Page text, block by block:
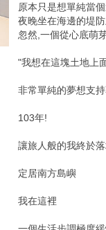
原本只是想單純當
夜晚坐在海邊的堤防
忽然,一個從心底萌
"我想在這塊土地上
非常單純的夢想支
103年!
讓旅人般的我終於
定居南方島嶼
我在這裡